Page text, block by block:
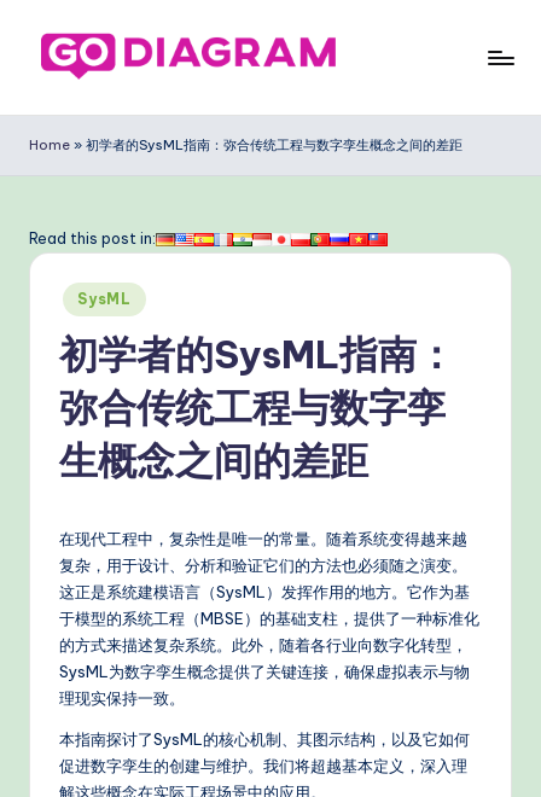
o
ia
g
ra
m
Si
m
pl
d
C
hi
Home » 初学者的SysML指南：弥合传统工程与数字孪生概念之间的差距
Read this post in:
Posted
in
SysML
初学者的SysML指南：
弥合传统工程与数字孪
生概念之间的差距
在现代工程中，复杂性是唯一的常量。随着系统变得越来越
复杂，用于设计、分析和验证它们的方法也必须随之演变。
这正是系统建模语言（SysML）发挥作用的地方。它作为基
于模型的系统工程（MBSE）的基础支柱，提供了一种标准化
的方式来描述复杂系统。此外，随着各行业向数字化转型，
SysML为数字孪生概念提供了关键连接，确保虚拟表示与物
理现实保持一致。
本指南探讨了SysML的核心机制、其图示结构，以及它如何
促进数字孪生的创建与维护。我们将超越基本定义，深入理
解这些概念在实际工程场景中的应用。